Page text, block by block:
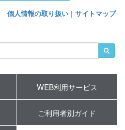
個人情報の取り扱い ｜ サイトマップ
WEB利用サービス
ご利用者別ガイド